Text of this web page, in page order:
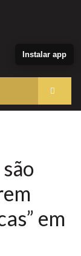
em
Instalar app